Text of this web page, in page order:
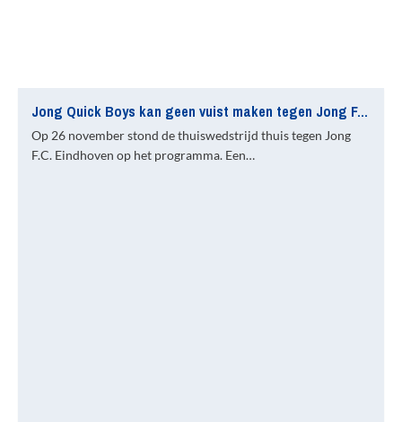
Jong Quick Boys kan geen vuist maken tegen Jong F.C. Eindhoven
Op 26 november stond de thuiswedstrijd thuis tegen Jong
F.C. Eindhoven op het programma. Een…